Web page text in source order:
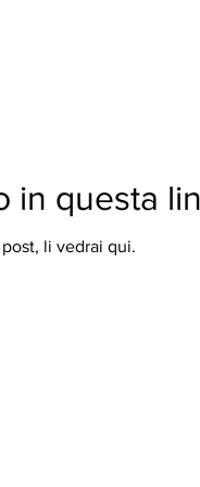
in questa
li vedrai qui.